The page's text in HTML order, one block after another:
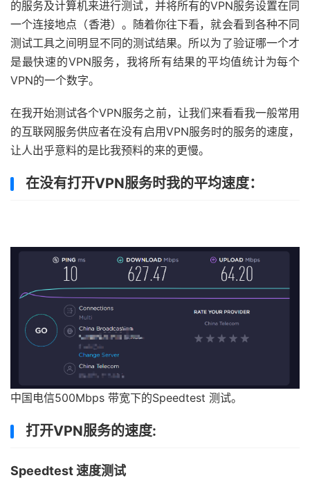
的服务及计算机来进行测试，并将所有的VPN服务设置在同
一个连接地点（香港）。随着你往下看，就会看到各种不同
测试工具之间明显不同的测试结果。所以为了验证哪一个才
是最快速的VPN服务，我将所有结果的平均值统计为每个
VPN的一个数字。
在我开始测试各个VPN服务之前，让我们来看看我一般常用
的互联网服务供应者在没有启用VPN服务时的服务的速度，
让人出乎意料的是比我预料的来的更慢。
在没有打开VPN服务时我的平均速度：
中国电信500Mbps 带宽下的Speedtest 测试。
打开VPN服务的速度:
Speedtest 速度测试